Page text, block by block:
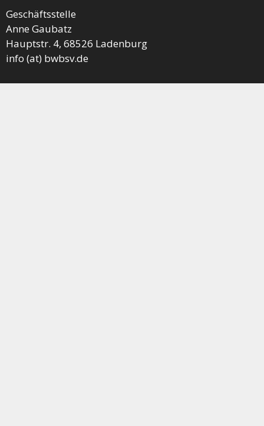
Geschäftsstelle
Anne Gaubatz
Hauptstr. 4, 68526 Ladenburg
info (at) bwbsv.de